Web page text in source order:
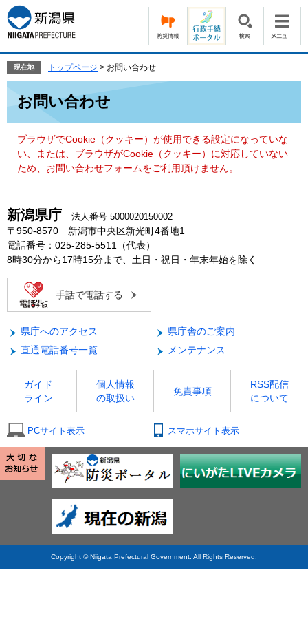
ー
ジ
の
頭
す。
ニ
ュ
ー
飛
て
現在地 トップページ > お問い合わせ
お問い合わせ
ブラウザでCookie（クッキー）が使用できる設定になっていな
い、または、ブラウザがCookie（クッキー）に対応していない
ため、お問い合わせフォームをご利用頂けません。
新潟県庁 法人番号 5000020150002
〒950-8570 新潟市中央区新光町4番地1
電話番号：025-285-5511（代表）
8時30分から17時15分まで、土日・祝日・年末年始を除く
手話で電話する
県庁へのアクセス
県庁舎のご案内
直通電話番号一覧
メンテナンス
ガイド
ライン
個人情報
の取扱い
免責事項
RSS配信
について
PCサイト表示 スマホサイト表示
Copyright © Niigata Prefectural Government. All Rights Reserved.